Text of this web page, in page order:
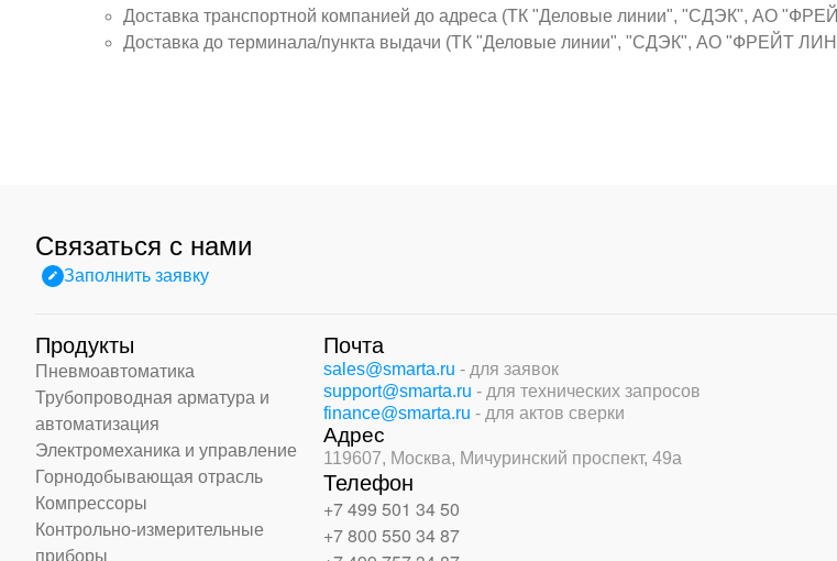
Доставка транспортной компанией до адреса (ТК "Деловые линии", "СДЭК", АО
Доставка до терминала/пункта выдачи (ТК "Деловые линии", "СДЭК", АО "ФРЕЙТ
Связаться с нами
Заполнить заявку
Продукты
Пневмоавтоматика
Трубопроводная арматура и
автоматизация
Электромеханика и управление
Горнодобывающая отрасль
Компрессоры
Контрольно-измерительные
приборы
Почта
sales@smarta.ru - для заявок
support@smarta.ru - для технических запросов
finance@smarta.ru - для актов сверки
Адрес
119607, Москва, Мичуринский проспект, 49а
Телефон
+7 499 501 34 50
+7 800 550 34 87